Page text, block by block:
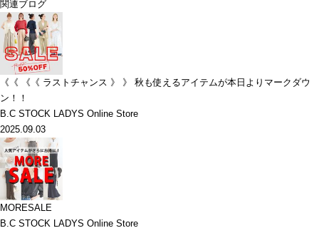
関連ブログ
《《 《《 ラストチャンス 》 》 秋も使えるアイテムが本日よりマークダウ
ン！！
B.C STOCK LADYS Online Store
2025.09.03
MORESALE
B.C STOCK LADYS Online Store